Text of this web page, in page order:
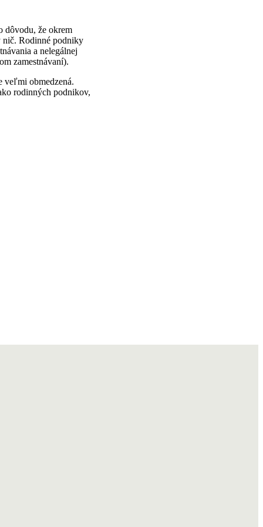
dôvodu, že okrem
nič. Rodinné podniky
a nelegálnej
zamestnávaní).
veľmi obmedzená.
rodinných podnikov,